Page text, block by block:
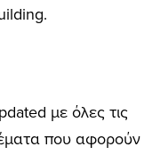
με όλες τις
που αφορούν